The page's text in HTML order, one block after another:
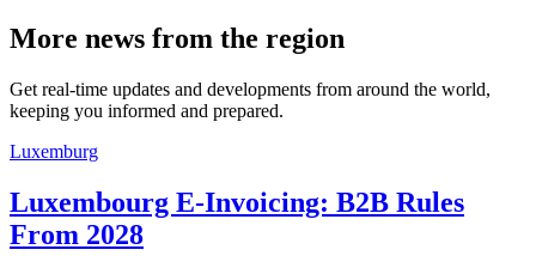
More news from the region
Get real-time updates and developments from around the world,
keeping you informed and prepared.
Luxemburg
Luxembourg E-Invoicing: B2B Rules
From 2028